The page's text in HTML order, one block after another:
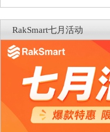
RakSmart七月活动